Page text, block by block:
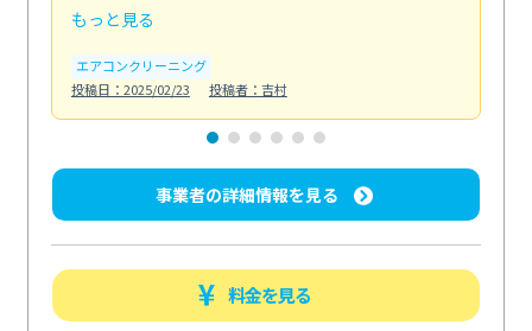
もっと見る
エアコンクリーニング
投稿日：2025/02/23
投稿者：吉村
事業者の詳細情報を見る
料金を見る